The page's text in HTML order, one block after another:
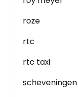
roze
rtc
rtc taxi
scheveningen